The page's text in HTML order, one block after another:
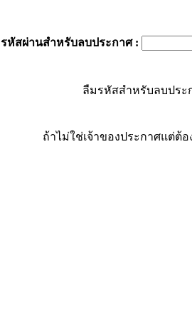
รหัสผ่านสำหรับลบประกาศ:
ลืมรหัสสำหรับลบประ
ถ้าไม่ใช่เจ้าของประกาศแต่ต้อ